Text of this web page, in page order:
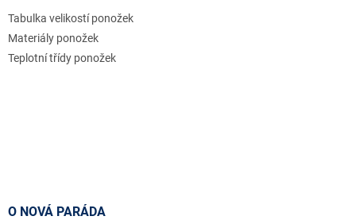
Tabulka velikostí ponožek
Materiály ponožek
Teplotní třídy ponožek
O NOVÁ PARÁDA